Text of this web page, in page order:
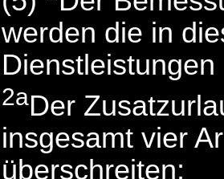
werden die in
Dienstleistungen
2aDer
insgesamt vier
überschreiten;